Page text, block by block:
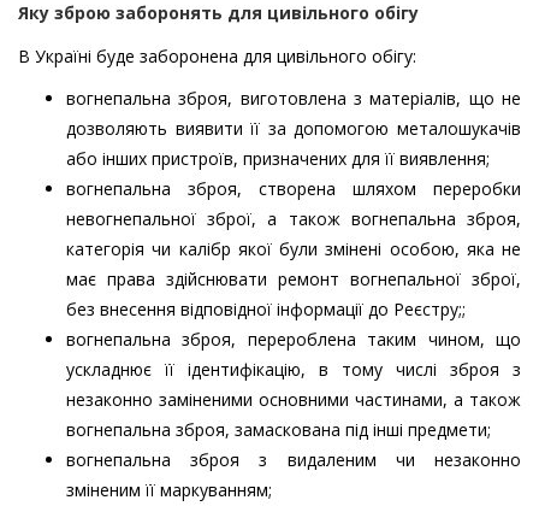
Яку зброю заборонять для цивільного обігу
В Україні буде заборонена для цивільного обігу:
вогнепальна зброя, виготовлена з матеріалів, що не
дозволяють виявити її за допомогою металошукачів
або інших пристроїв, призначених для її виявлення;
вогнепальна зброя, створена шляхом переробки
невогнепальної зброї, а також вогнепальна зброя,
категорія чи калібр якої були змінені особою, яка не
має права здійснювати ремонт вогнепальної зброї,
без внесення відповідної інформації до Реєстру;;
вогнепальна зброя, перероблена таким чином, що
ускладнює її ідентифікацію, в тому числі зброя з
незаконно заміненими основними частинами, а також
вогнепальна зброя, замаскована під інші предмети;
вогнепальна зброя з видаленим чи незаконно
зміненим її маркуванням;